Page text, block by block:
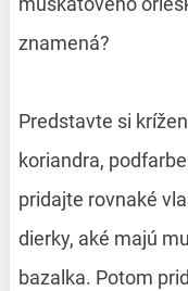
znamená?
Predstavte si
koriandra,
pridajte rovnaké
dierky, aké majú
bazalka. Potom